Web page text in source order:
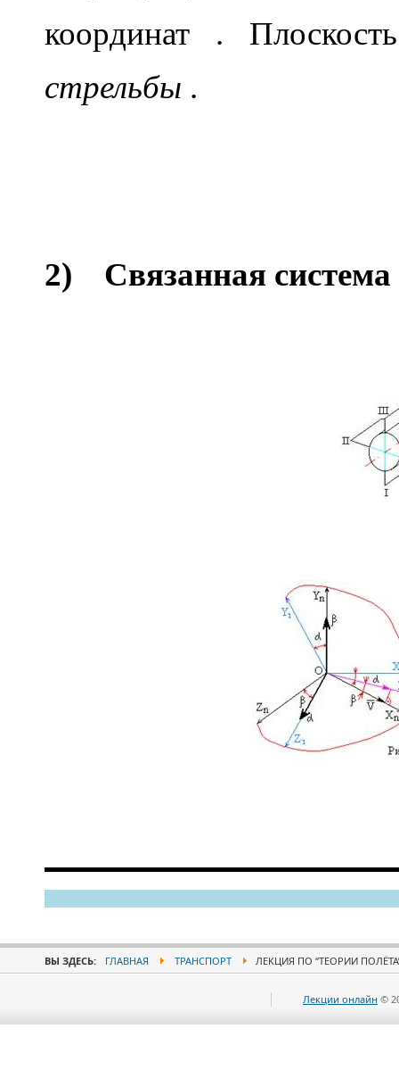
координат .
стрельбы .
2) Связанная
ВЫ ЗДЕСЬ: ГЛАВНАЯ ТРАНСПОРТ ЛЕКЦИЯ ПО “ТЕОРИИ
Лекции онлайн ©